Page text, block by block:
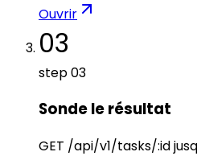
Ouvrir
03
step03
Sonde le résultat
GET /api/v1/tasks/:id